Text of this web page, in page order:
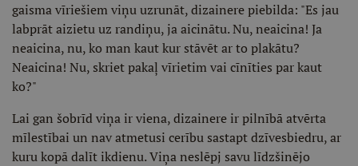
gaisma vīriešiem viņu uzrunāt, dizainere piebilda: "Es jau
labprāt aizietu uz randiņu, ja aicinātu. Nu, neaicina! Ja
neaicina, nu, ko man kaut kur stāvēt ar to plakātu?
Neaicina! Nu, skriet pakaļ vīrietim vai cīnīties par kaut
ko?"
Lai gan šobrīd viņa ir viena, dizainere ir pilnībā atvērta
mīlestībai un nav atmetusi cerību sastapt dzīvesbiedru, ar
kuru kopā dalīt ikdienu. Viņa neslēpj savu līdzšinējo